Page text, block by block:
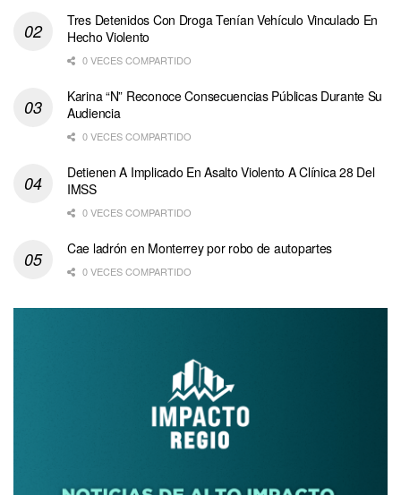
Tres Detenidos Con Droga Tenían Vehículo Vinculado En
Hecho Violento
0 VECES COMPARTIDO
Karina “N” Reconoce Consecuencias Públicas Durante Su
Audiencia
0 VECES COMPARTIDO
Detienen A Implicado En Asalto Violento A Clínica 28 Del
IMSS
0 VECES COMPARTIDO
Cae ladrón en Monterrey por robo de autopartes
0 VECES COMPARTIDO